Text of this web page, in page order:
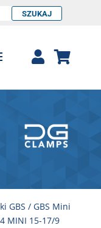
SZUKAJ
GBS / GBS Mini
MINI 15-17/9